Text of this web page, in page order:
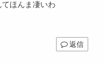
ほんま凄いわ
返信